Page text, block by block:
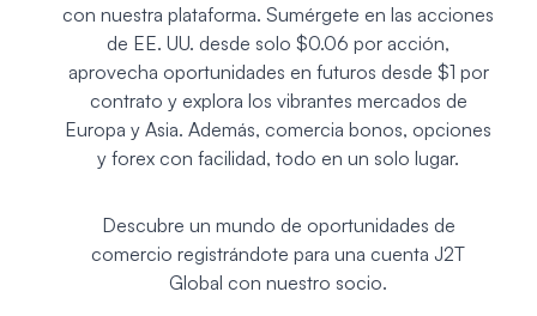
con nuestra plataforma. Sumérgete en las acciones
de EE. UU. desde solo $0.06 por acción,
aprovecha oportunidades en futuros desde $1 por
contrato y explora los vibrantes mercados de
Europa y Asia. Además, comercia bonos, opciones
y forex con facilidad, todo en un solo lugar.
Descubre un mundo de oportunidades de
comercio registrándote para una cuenta J2T
Global con nuestro socio.